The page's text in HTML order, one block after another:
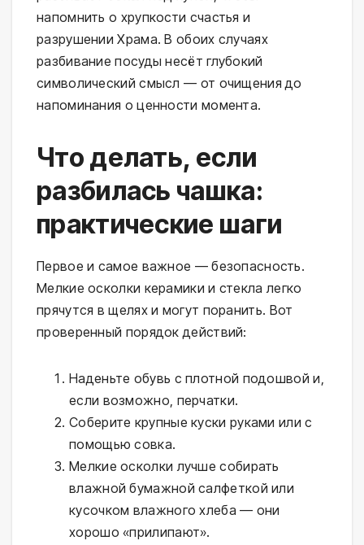
напомнить о хрупкости счастья и
разрушении Храма. В обоих случаях
разбивание посуды несёт глубокий
символический смысл — от очищения до
напоминания о ценности момента.
Что делать, если
разбилась чашка:
практические шаги
Первое и самое важное — безопасность.
Мелкие осколки керамики и стекла легко
прячутся в щелях и могут поранить. Вот
проверенный порядок действий:
Наденьте обувь с плотной подошвой и,
если возможно, перчатки.
Соберите крупные куски руками или с
помощью совка.
Мелкие осколки лучше собирать
влажной бумажной салфеткой или
кусочком влажного хлеба — они
хорошо «прилипают».